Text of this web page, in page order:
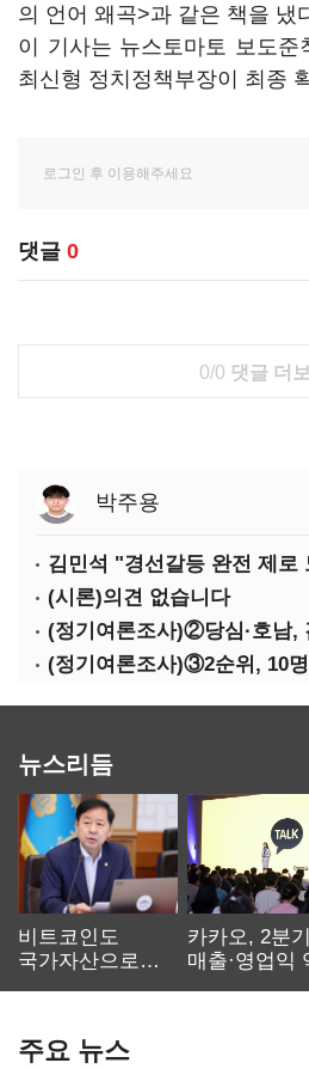
의 언어 왜곡>과 같은 책을 냈
이 기사는 뉴스토마토 보도
최신형 정치정책부장이 최종
댓글 0
0/0 댓글 더보
박주용
(시론)의견 없습니다
뉴스리듬
비트코인도
국가자산으로…'
카카오, 2분기
매출·영업익
주요 뉴스